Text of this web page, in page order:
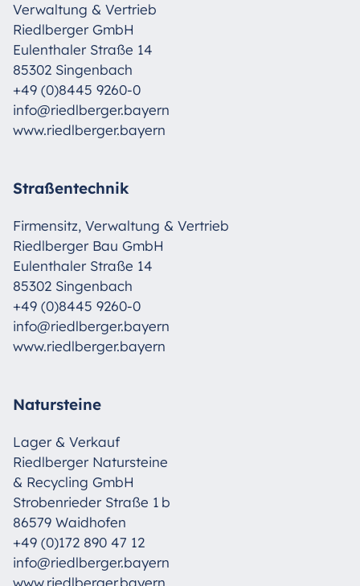
Verwaltung & Vertrieb
Riedlberger GmbH
Eulenthaler Straße 14
85302 Singenbach
+49 (0)8445 9260-0
info@riedlberger.bayern
www.riedlberger.bayern
Straßentechnik
Firmensitz, Verwaltung & Vertrieb
Riedlberger Bau GmbH
Eulenthaler Straße 14
85302 Singenbach
+49 (0)8445 9260-0
info@riedlberger.bayern
www.riedlberger.bayern
Natursteine
Lager & Verkauf
Riedlberger Natursteine
& Recycling GmbH
Strobenrieder Straße 1 b
86579 Waidhofen
+49 (0)172 890 47 12
info@riedlberger.bayern
www.riedlberger.bayern